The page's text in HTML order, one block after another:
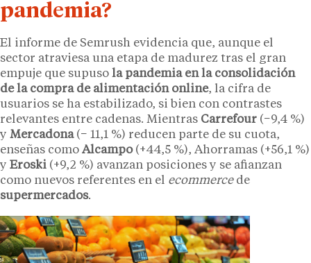
pandemia?
El informe de Semrush evidencia que, aunque el
sector atraviesa una etapa de madurez tras el gran
empuje que supuso la pandemia en la consolidación
de la compra de alimentación online, la cifra de
usuarios se ha estabilizado, si bien con contrastes
relevantes entre cadenas. Mientras Carrefour (−9,4 %)
y Mercadona(− 11,1 %) reducen parte de su cuota,
enseñas como Alcampo(+44,5 %), Ahorramas (+56,1 %)
y Eroski (+9,2 %) avanzan posiciones y se afianzan
como nuevos referentes en el ecommercede
supermercados.